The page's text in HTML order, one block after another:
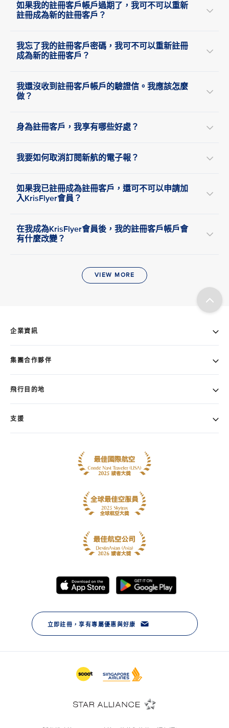
如果我的註冊客戶帳戶過期了，我可不可以重新
註冊成為新的註冊客戶？
我忘了我的註冊客戶密碼，我可不可以重新註冊
成為新的註冊客戶？
我還沒收到註冊客戶帳戶的驗證信。我應該怎麼
做？
身為註冊客戶，我享有哪些好處？
我要如何取消訂閱新航的電子報？
如果我已註冊成為註冊客戶，還可不可以申請加
入KrisFlyer會員？
在我成為KrisFlyer會員後，我的註冊客戶帳戶會
有什麼改變？
VIEW MORE